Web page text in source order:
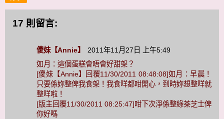
17 則留言:
傻妹【Annie】
2011年11月27日 上午5:49
如月：這個蛋糕會唔會好甜架？
[傻妹【Annie】回覆11/30/2011 08:48:08]如月：早晨！
只要係妳整俾我食架！我食咩都咁開心，到時妳想整咩就
整咩啦！
[版主回覆11/30/2011 08:25:47]咁下次淨係整綠茶芝士俾
你好嗎